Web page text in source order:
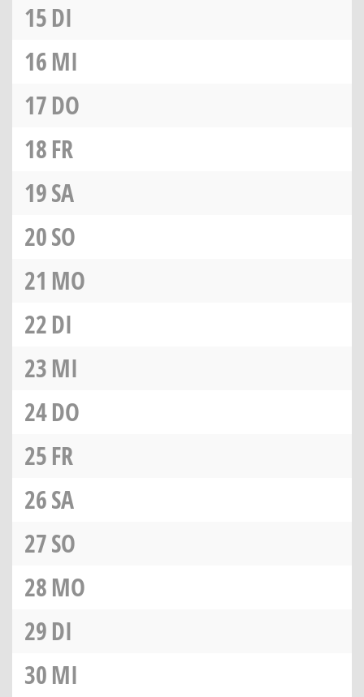
15DI
16MI
17DO
18FR
19SA
20SO
21 MO
22DI
23MI
24DO
25FR
26SA
27SO
28MO
29DI
30MI